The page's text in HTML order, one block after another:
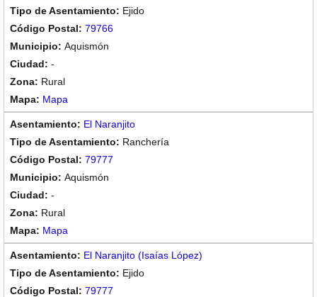
Ejido
79766
Aquismón
-
Rural
Mapa
El Naranjito
Ranchería
79777
Aquismón
-
Rural
Mapa
El Naranjito (Isaías López)
Ejido
79777